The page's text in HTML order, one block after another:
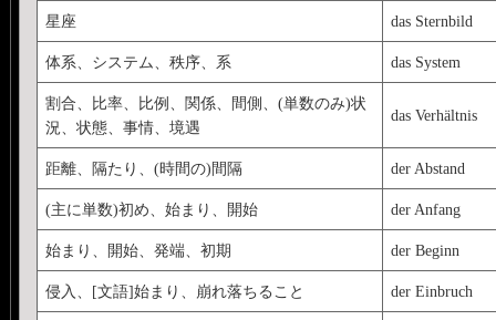
星座 das Sternbild
体系、システム、秩序、系 das System
割合、比率、比例、関係、間側、(単数のみ)状
況、状態、事情、境遇
das Verhältnis
距離、隔たり、(時間の)間隔 der Abstand
(主に単数)初め、始まり、開始 der Anfang
始まり、開始、発端、初期 der Beginn
侵入、[文語]始まり、崩れ落ちること der Einbruch